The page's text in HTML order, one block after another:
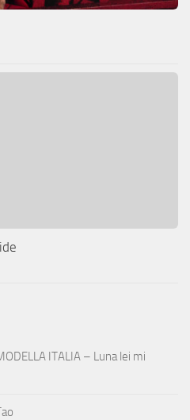
ITALIA – Luna lei mi